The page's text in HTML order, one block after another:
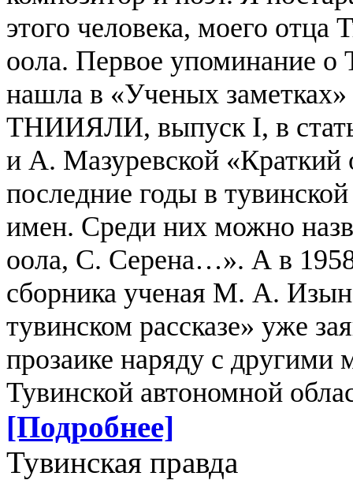
этого человека, моего
оола. Первое упоминание
нашла в «Ученых
ТНИИЯЛИ, выпуск I, в
и А. Мазуревской «Краткий
последние годы в
имен. Среди них можно
оола, С. Серена…». А в
сборника ученая М. А.
тувинском рассказе» уже
прозаике наряду с
Тувинской автономной
[Подробнее]
Тувинская правда